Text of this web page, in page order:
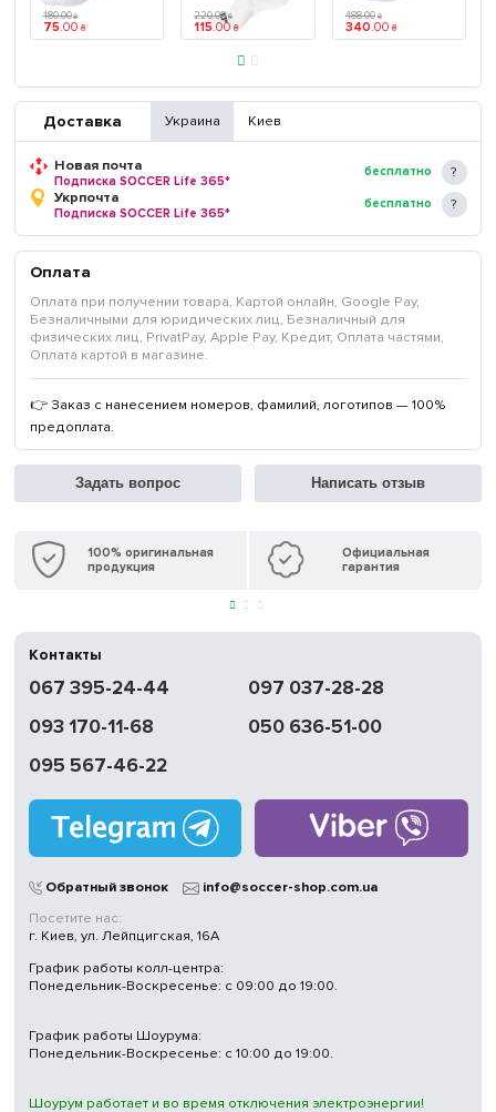
180.00 ₴
75 00 ₴
220.00 ₴
115 .00 ₴
488.00 ₴
340 00 ₴
Доставка Украина Киев
Новая почта
Подписка SOCCER Life 365*
бесплатно
Укрпочта
Подписка SOCCER Life 365*
бесплатно
Оплата
Оплата при получении товара, Картой онлайн, Google Pay,
Безналичными для юридических лиц, Безналичный для
физических лиц, PrivatPay, Apple Pay, Кредит, Оплата частями,
Оплата картой в магазине.
👉 Заказ с нанесением номеров, фамилий, логотипов — 100%
предоплата.
Задать вопрос Написать отзыв
100% оригинальная
продукция
Официальная
гарантия
Контакты
067 395-24-44
097 037-28-28
093 170-11-68
050 636-51-00
095 567-46-22
Обратный звонок
info@soccer-shop.com.ua
Посетите нас:
г. Киев, ул. Лейпцигская, 16А
График работы колл-центра:
Понедельник-Воскресенье: с 09:00 до 19:00.
График работы Шоурума:
Понедельник-Воскресенье: с 10:00 до 19:00.
Шоурум работает и во время отключения электроэнергии!